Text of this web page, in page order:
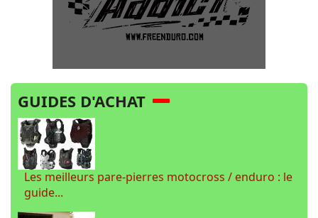
GUIDES D'ACHAT
Les meilleurs pare-pierres motocross / enduro : le
guide...